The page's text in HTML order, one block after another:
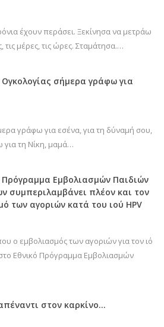
έχουν περάσει. Ξεκίνησα να μετράω
τις μέρες, τις ώρες. Σταμάτησα.…
σήμερα γράφω για
γράφω για εσένα, για τη δύναμή σου,
τη Νίκη, μαμά…
Πρόγραμμα Εμβολιασμών Παιδιών
συμπεριλαμβάνει πλέον και τον
των αγοριών κατά του ιού HPV
ο εμβολιασμός των αγοριών για τον ιό
Εθνικό Πρόγραμμα Εμβολιασμών
στον καρκίνο…